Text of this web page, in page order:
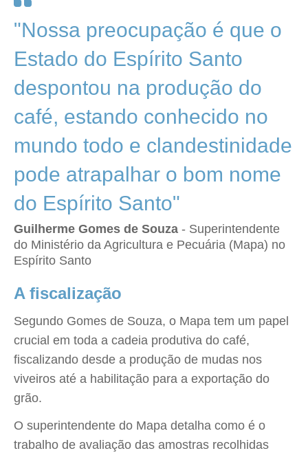
"Nossa preocupação é que o
Estado do Espírito Santo
despontou na produção do
café, estando conhecido no
mundo todo e clandestinidade
pode atrapalhar o bom nome
do Espírito Santo"
Guilherme Gomes de Souza - Superintendente
do Ministério da Agricultura e Pecuária (Mapa) no
Espírito Santo
A fiscalização
Segundo Gomes de Souza, o Mapa tem um papel
crucial em toda a cadeia produtiva do café,
fiscalizando desde a produção de mudas nos
viveiros até a habilitação para a exportação do
grão.
O superintendente do Mapa detalha como é o
trabalho de avaliação das amostras recolhidas